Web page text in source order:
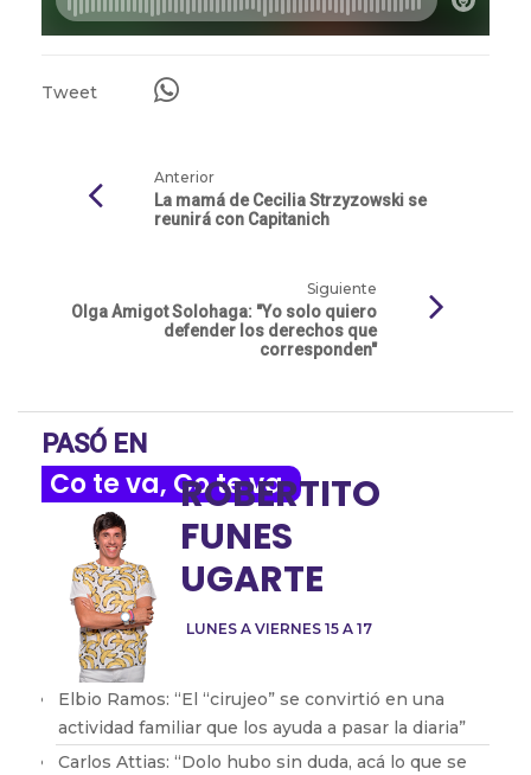
Tweet
Anterior
La mamá de Cecilia Strzyzowski se
reunirá con Capitanich
Siguiente
Olga Amigot Solohaga: "Yo solo quiero
defender los derechos que
corresponden"
PASÓ EN
Co te va, Co te va
LUNES A VIERNES 15 A 17
ROBERTITO
FUNES
UGARTE
Elbio Ramos: “El “cirujeo” se convirtió en una
actividad familiar que los ayuda a pasar la diaria”
Carlos Attias: “Dolo hubo sin duda, acá lo que se